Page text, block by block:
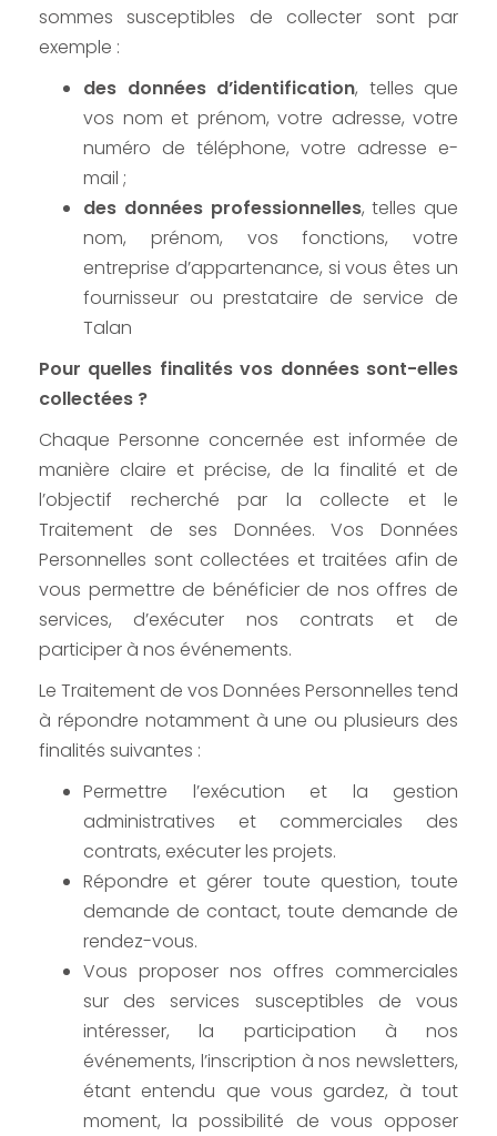
sommes susceptibles de collecter sont par
exemple :
des données d’identification, telles que
vos nom et prénom, votre adresse, votre
numéro de téléphone, votre adresse e-
mail ;
des données professionnelles, telles que
nom, prénom, vos fonctions, votre
entreprise d’appartenance, si vous êtes un
fournisseur ou prestataire de service de
Talan
Pour quelles finalités vos données sont-elles
collectées ?
Chaque Personne concernée est informée de
manière claire et précise, de la finalité et de
l’objectif recherché par la collecte et le
Traitement de ses Données. Vos Données
Personnelles sont collectées et traitées afin de
vous permettre de bénéficier de nos offres de
services, d’exécuter nos contrats et de
participer à nos événements.
Le Traitement de vos Données Personnelles tend
à répondre notamment à une ou plusieurs des
finalités suivantes :
Permettre l’exécution et la gestion
administratives et commerciales des
contrats, exécuter les projets.
Répondre et gérer toute question, toute
demande de contact, toute demande de
rendez-vous.
Vous proposer nos offres commerciales
sur des services susceptibles de vous
intéresser, la participation à nos
événements, l’inscription à nos newsletters,
étant entendu que vous gardez, à tout
moment, la possibilité de vous opposer